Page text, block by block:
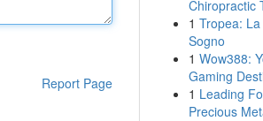
Report Page
Chiropractic
1 Tropea:
Sogno
1 Wow388:
Gaming
1 Leading
Precious